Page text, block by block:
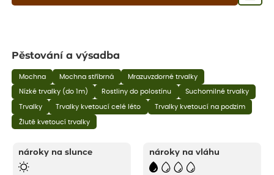
Pěstování a výsadba
Mochna Mochna stříbrná Mrazuvzdorné trvalky
Nízké trvalky (do 1m) Rostliny do polostínu Suchomilné trvalky
Trvalky Trvalky kvetoucí celé léto Trvalky kvetoucí na podzim
Žlutě kvetoucí trvalky
nároky na slunce nároky na vláhu